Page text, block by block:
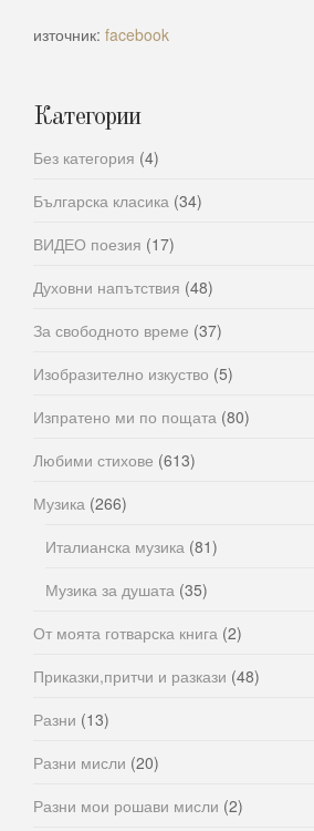
източник: facebook
Категории
Без категория (4)
Българска класика (34)
ВИДЕО поезия (17)
Духовни напътствия (48)
За свободното време (37)
Изобразително изкуство (5)
Изпратено ми по пощата (80)
Любими стихове (613)
Музика (266)
Италианска музика (81)
Музика за душата (35)
От моята готварска книга (2)
Приказки,притчи и разкази (48)
Разни (13)
Разни мисли (20)
Разни мои рошави мисли (2)